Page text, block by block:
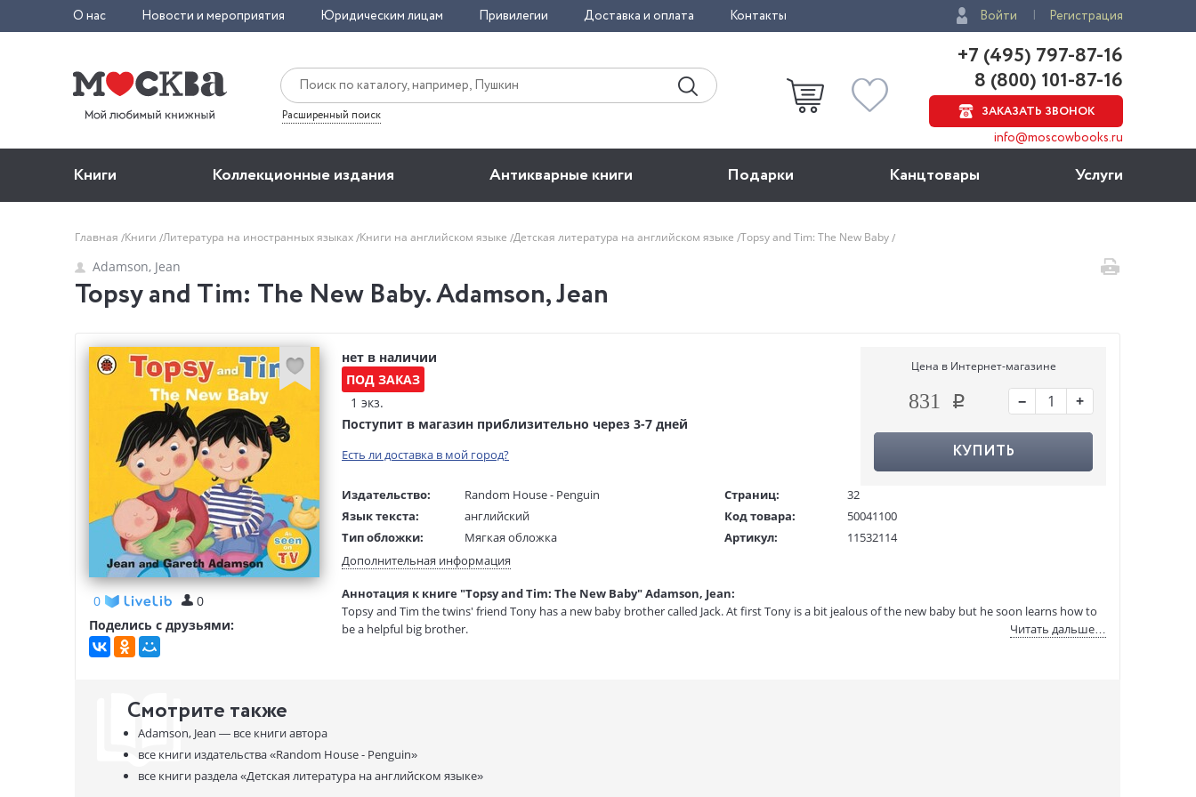
О нас Новости и мероприятия Юридическим лицам Привилегии Доставка и оплата Контакты Войти Регистрация
Расширенный поиск
+7 (495) 797-87-16
8 (800) 101-87-16
ЗАКАЗАТЬ ЗВОНОК
info@moscowbooks.ru
Книги Коллекционные издания Антикварные книги Подарки Канцтовары Услуги
Главная Книги Литература на иностранных языках Книги на английском языке Детская литература на английском языке Topsy and Tim: The New Baby
Adamson, Jean
Topsy and Tim: The New Baby. Adamson, Jean
0
0
Поделись с друзьями:
нет в наличии
ПОД ЗАКАЗ
1 экз.
Поступит в магазин приблизительно через 3-7 дней
Есть ли доставка в мой город?
Цена в Интернет-магазине
831 − +
КУПИТЬ
Издательство:
Random House - Penguin
Язык текста:
английский
Тип обложки:
Мягкая обложка
Размеры в мм
110x200x10
Вес: 1 гр.
Страниц:
32
Код товара:
50041100
Артикул:
11532114
Дополнительная информация
Аннотация к книге "Topsy and Tim: The New Baby" Adamson, Jean:
Topsy and Tim the twins' friend Tony has a new baby brother called Jack. At first Tony is a bit jealous of the new baby but he soon learns how to
be a helpful big brother.
Читать дальше…
Смотрите также
Adamson, Jean — все книги автора
все книги издательства«Random House - Penguin»
все книги раздела«Детская литература на английском языке»